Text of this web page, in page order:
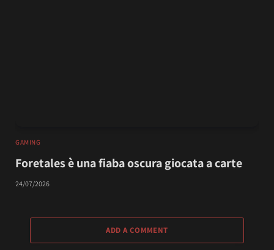
GAMING
Foretales è una fiaba oscura giocata a carte
24/07/2026
ADD A COMMENT